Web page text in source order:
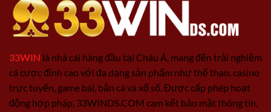
33WIN là nhà cái hàng đầu tại Châu Á, mang đến trải nghiệm
cá cược đỉnh cao với đa dạng sản phẩm như thể thao, casino
trực tuyến, game bài, bắn cá và xổ số. Được cấp phép hoạt
động hợp pháp, 33WINDS.COM cam kết bảo mật thông tin,